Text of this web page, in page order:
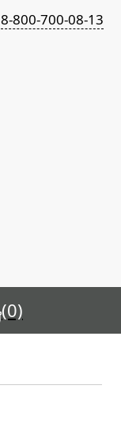
8-800-700-08-13
(0)